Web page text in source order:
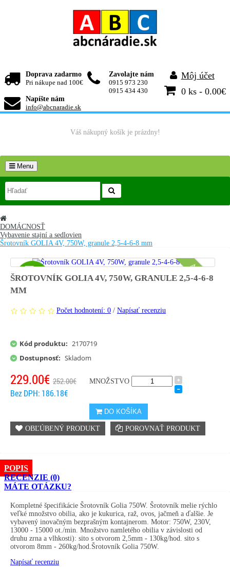
Doprava zadarmo
Pri nákupe nad 100€
Zavolajte nám
0915 973 230
0915 434 430
Napíšte nám
info@abcnaradie.sk
Môj účet
0 ks - 0.00€
Váš nákupný košík je prázdny!
Menu
DOMÁCNOSŤ
Vybavenie stajní a sedlovien
Šrotovník GOLIA 4V, 750W, granule 2,5-4-6-8 mm
AKCIA
ŠROTOVNÍK GOLIA 4V, 750W, GRANULE 2,5-4-6-8
MM
Počet hodnotení: 0 / Napísať recenziu
Kód produktu: 2170719
Dostupnosť: Skladom
229.00€ 252.00€
Bez DPH: 186.18€
MNOŽSTVO
DO KOŠÍKA
OBĽÚBENÝ PRODUKT POROVNAŤ PRODUKT
POPIS
RECENZIE (0)
MÁTE OTÁZKU?
Kompletné špecifikácie Šrotovník Golia 750W. Šrotovník melie rýchlo
veľké množstvo obilia, ako je kukurica, raž, ovos, jačmeň a ďalšie. Je
vybavený inovačným bezprašným kontajnerom. Motor: 750W, 230V,
13000 - 15000 ot./min. Množstvo namletého obilia v závislosti od
druhu zrna a vlhkosti): sito s otvorom 2,5mm - 130kg/hod. sito s
otvorom 8mm - 260kg/hod.Šrotovník Golia 750W.
Napísať recenziu